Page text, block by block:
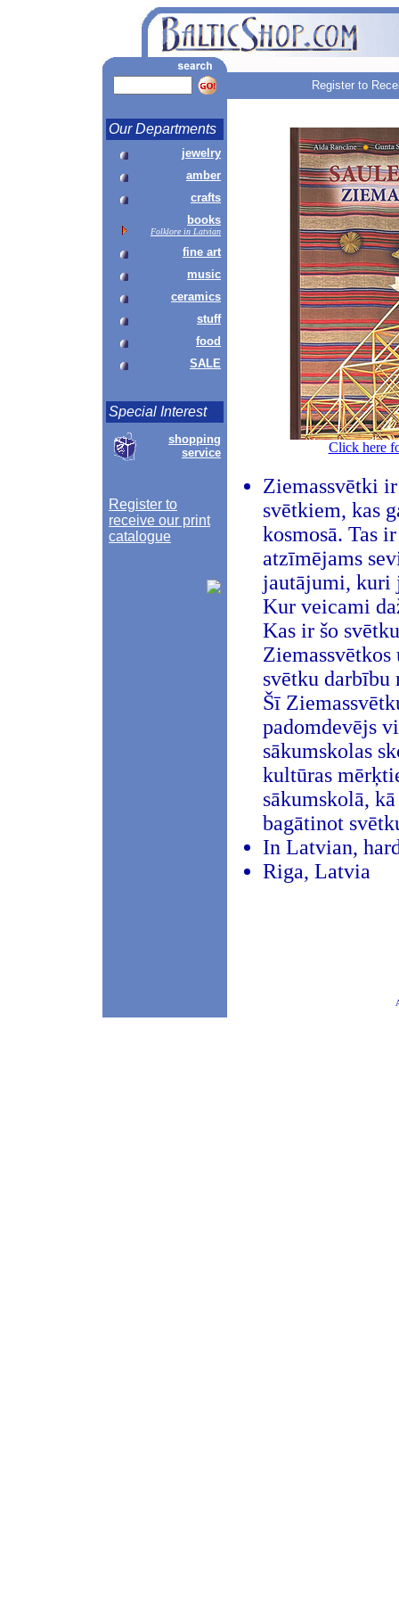
Register to
Our Departments
jewelry
amber
crafts
books
Folklore in Latvian
fine art
music
ceramics
stuff
food
SALE
Special Interest
shopping
service
Register to
receive our print
catalogue
Click here
Ziemassvētki
svētkiem, kas
kosmosā. Tas
atzīmējams
jautājumi, kuri
Kur veicami
Kas ir šo
svētku darbību
Šī
padomdevējs
sākumskolas
kultūras
sākumskolā,
bagātinot
In Latvian,
Riga, Latvia